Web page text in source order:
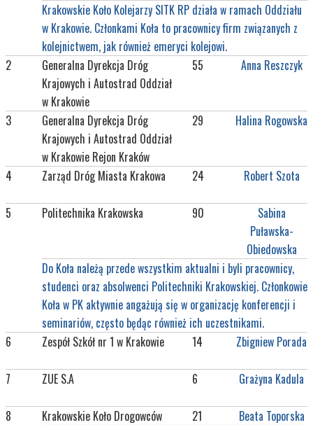
Krakowskie Koło Kolejarzy SITK RP działa w ramach Oddziału
w Krakowie. Członkami Koła to pracownicy firm związanych z
kolejnictwem, jak również emeryci kolejowi.
2
Generalna Dyrekcja Dróg
Krajowych i Autostrad Oddział
w Krakowie
55 Anna Reszczyk
3
Generalna Dyrekcja Dróg
Krajowych i Autostrad Oddział
w Krakowie Rejon Kraków
29 Halina Rogowska
4 Zarząd Dróg Miasta Krakowa 24 Robert Szota
5 Politechnika Krakowska 90 Sabina
Puławska-
Obiedowska
Do Koła należą przede wszystkim aktualni i byli pracownicy,
studenci oraz absolwenci Politechniki Krakowskiej. Członkowie
Koła w PK aktywnie angażują się w organizację konferencji i
seminariów, często będąc również ich uczestnikami.
6
Zespół Szkół nr 1 w Krakowie 14 Zbigniew Porada
7 ZUE S.A 6 Grażyna Kadula
8 Krakowskie Koło Drogowców 21
Beata Toporska